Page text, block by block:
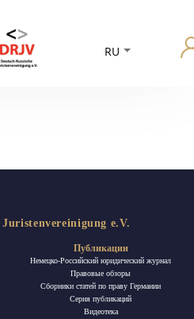
RU
Juristenvereinigung e.V.
Публикации
Немецко-Российский юридический журнал
Правовые обзоры
Сборники статей по праву Германии
Ceрия публикаций
Видеотека